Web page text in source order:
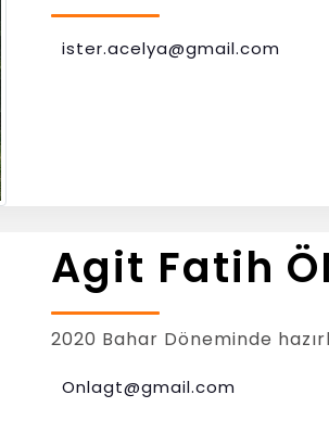
ister.acelya@gmail.com
Agit Fatih
2020 Bahar Döneminde
Onlagt@gmail.com